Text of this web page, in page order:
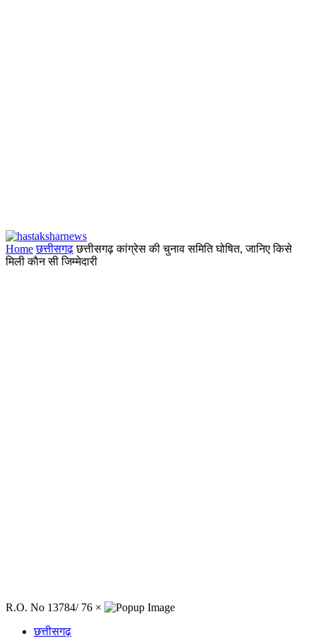
Home छत्तीसगढ़ छत्तीसगढ़ कांग्रेस की चुनाव समिति घोषित, जानिए किसे
मिली काैन सी जिम्मेदारी
R.O. No 13784/ 76 ×
छत्तीसगढ़